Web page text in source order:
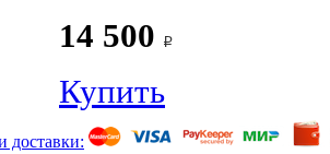
14 500
Купить
доставки: